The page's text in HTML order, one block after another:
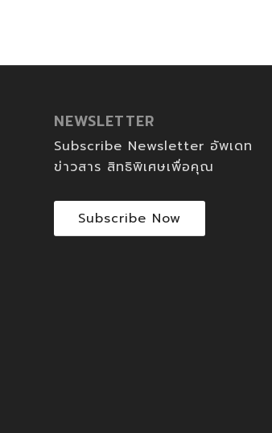
NEWSLETTER
Subscribe Newsletter อัพเดท
ข่าวสาร สิทธิพิเศษเพื่อคุณ
Subscribe Now